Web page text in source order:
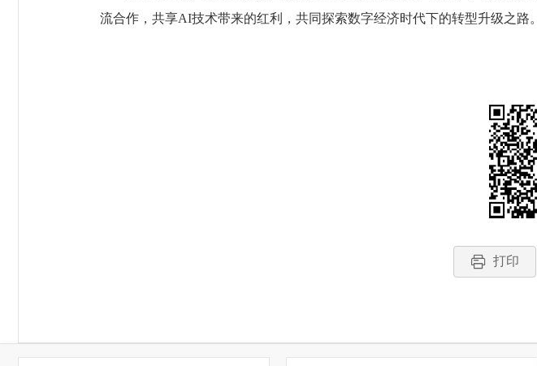
流合作，共享AI技术带来的红利，共同探索数字经济时代下的转型升级之路。
打印